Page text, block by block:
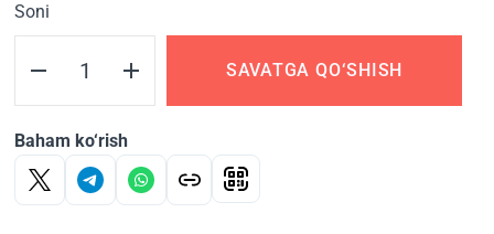
Soni
SAVATGA QO‘SHISH
Baham ko‘rish